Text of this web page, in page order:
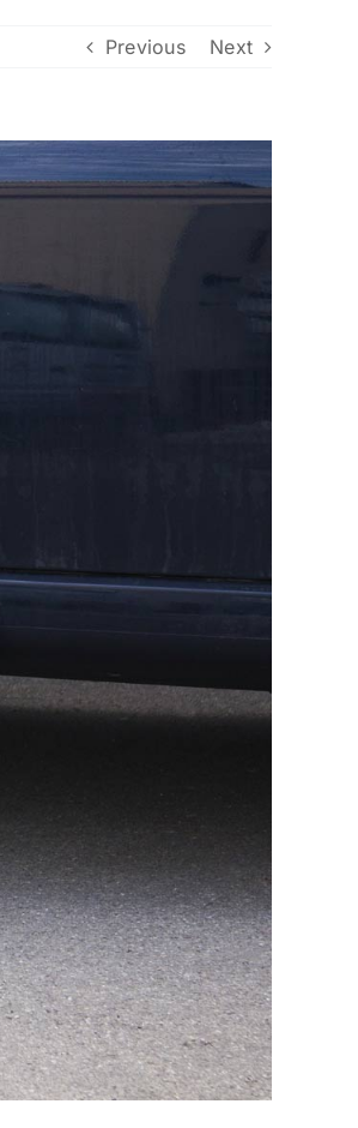
Previous Next